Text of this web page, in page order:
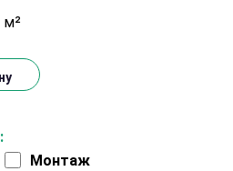
м²
Монтаж